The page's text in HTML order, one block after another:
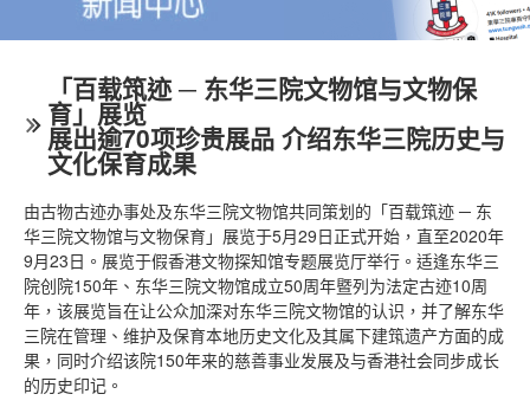
「百载筑迹 ─ 东华三院文物馆与文物保
育」展览
展出逾70项珍贵展品 介绍东华三院历史与
文化保育成果
由古物古迹办事处及东华三院文物馆共同策划的「百载筑迹 ─ 东
华三院文物馆与文物保育」展览于5月29日正式开始，直至2020年
9月23日。展览于假香港文物探知馆专题展览厅举行。适逢东华三
院创院150年、东华三院文物馆成立50周年暨列为法定古迹10周
年，该展览旨在让公众加深对东华三院文物馆的认识，并了解东华
三院在管理、维护及保育本地历史文化及其属下建筑遗产方面的成
果，同时介绍该院150年来的慈善事业发展及与香港社会同步成长
的历史印记。